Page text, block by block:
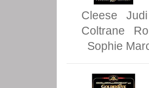
Cleese
Coltrane
Sophie